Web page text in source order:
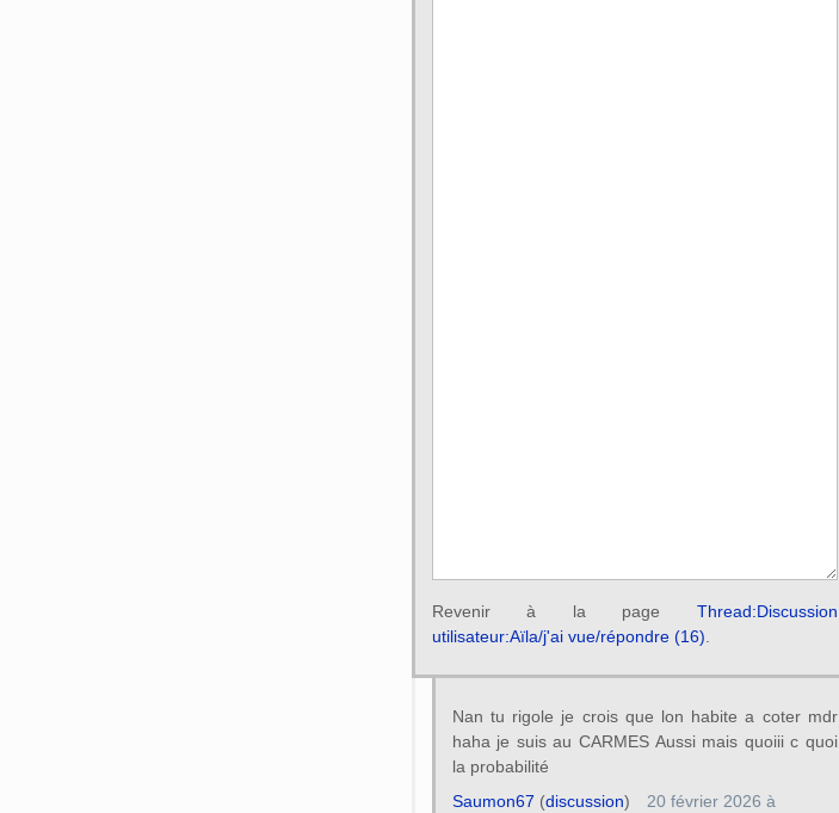
Revenir à la page Thread:Discussion
utilisateur:Aïla/j'ai vue/répondre (16)
Nan tu rigole je crois que lon habite a coter mdr
haha je suis au CARMES Aussi mais quoiii c quoi
la probabilité
Saumon67 (discussion)
20 février 2026 à